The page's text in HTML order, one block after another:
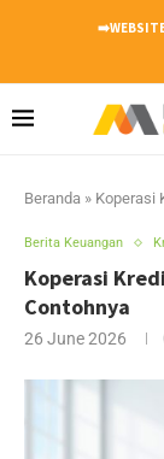
Beranda » Koperasi
Berita Keuangan
Koperasi
Contohnya
26 June 2026